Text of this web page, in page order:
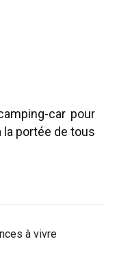
car pour
portée de tous
à vivre